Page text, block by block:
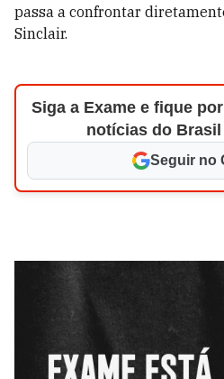
passa a confrontar
Sinclair.
Siga a Exame e fique
notícias do
Seguir no